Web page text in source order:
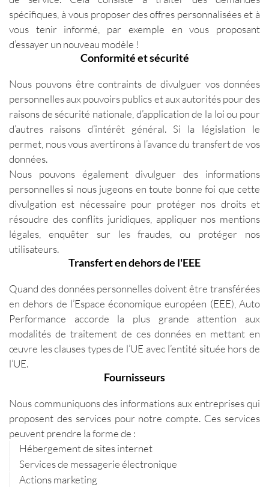
spécifiques, à vous proposer des offres personnalisées et à
vous tenir informé, par exemple en vous proposant
d’essayer un nouveau modèle !
Conformité et sécurité
Nous pouvons être contraints de divulguer vos données
personnelles aux pouvoirs publics et aux autorités pour des
raisons de sécurité nationale, d’application de la loi ou pour
d’autres raisons d’intérêt général. Si la législation le
permet, nous vous avertirons à l’avance du transfert de vos
données.
Nous pouvons également divulguer des informations
personnelles si nous jugeons en toute bonne foi que cette
divulgation est nécessaire pour protéger nos droits et
résoudre des conflits juridiques, appliquer nos mentions
légales, enquêter sur les fraudes, ou protéger nos
utilisateurs.
Transfert en dehors de l'EEE
Quand des données personnelles doivent être transférées
en dehors de l’Espace économique européen (EEE), Auto
Performance accorde la plus grande attention aux
modalités de traitement de ces données en mettant en
œuvre les clauses types de l’UE avec l’entité située hors de
l’UE.
Fournisseurs
Nous communiquons des informations aux entreprises qui
proposent des services pour notre compte. Ces services
peuvent prendre la forme de :
Hébergement de sites internet
Services de messagerie électronique
Actions marketing